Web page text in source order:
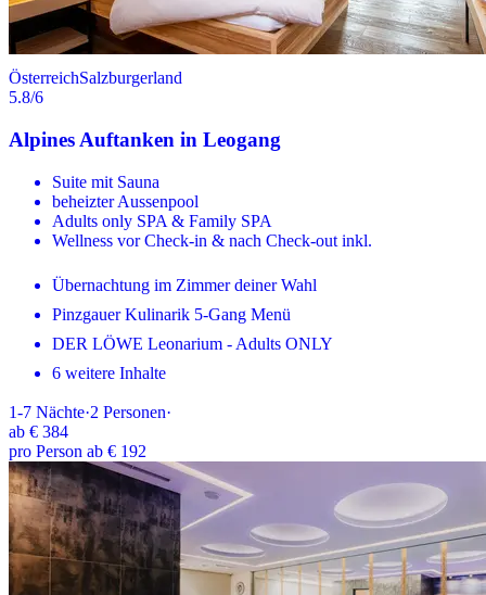
ÖsterreichSalzburgerland
5.8/6
Alpines Auftanken in Leogang
Suite mit Sauna
beheizter Aussenpool
Adults only SPA & Family SPA
Wellness vor Check-in & nach Check-out inkl.
Übernachtung im Zimmer deiner Wahl
Pinzgauer Kulinarik 5-Gang Menü
DER LÖWE Leonarium - Adults ONLY
6 weitere Inhalte
1-7 Nächte·2 Personen·
ab € 384
pro Person ab € 192